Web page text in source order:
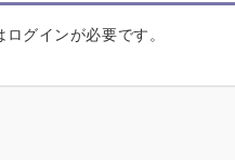
グインが必要です。